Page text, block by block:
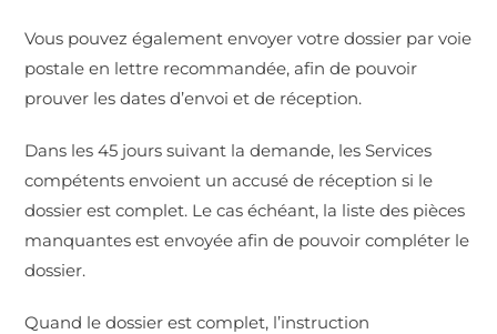
Vous pouvez également envoyer votre dossier par voie
postale en lettre recommandée, afin de pouvoir
prouver les dates d’envoi et de réception.
Dans les 45 jours suivant la demande, les Services
compétents envoient un accusé de réception si le
dossier est complet. Le cas échéant, la liste des pièces
manquantes est envoyée afin de pouvoir compléter le
dossier.
Quand le dossier est complet, l’instruction